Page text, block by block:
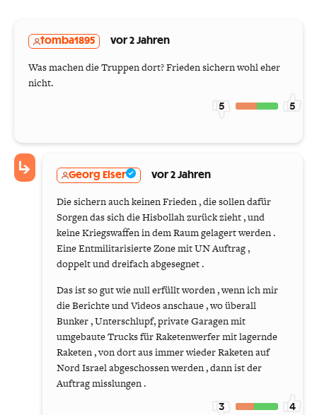
tomba1895 vor 2 Jahren
Was machen die Truppen dort? Frieden sichern wohl eher
nicht.
5 5
Georg Elser vor 2 Jahren
Die sichern auch keinen Frieden , die sollen dafür
Sorgen das sich die Hisbollah zurück zieht , und
keine Kriegswaffen in dem Raum gelagert werden .
Eine Entmilitarisierte Zone mit UN Auftrag ,
doppelt und dreifach abgesegnet .
Das ist so gut wie null erfüllt worden , wenn ich mir
die Berichte und Videos anschaue , wo überall
Bunker , Unterschlupf, private Garagen mit
umgebaute Trucks für Raketenwerfer mit lagernde
Raketen , von dort aus immer wieder Raketen auf
Nord Israel abgeschossen werden , dann ist der
Auftrag misslungen .
3 4